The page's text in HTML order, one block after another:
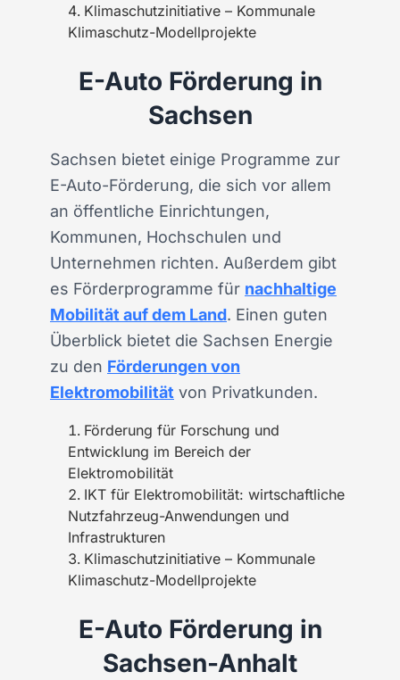
Klimaschutzinitiative – Kommunale
Klimaschutz-Modellprojekte
E-Auto Förderung in
Sachsen
Sachsen bietet einige Programme zur
E-Auto-Förderung, die sich vor allem
an öffentliche Einrichtungen,
Kommunen, Hochschulen und
Unternehmen richten. Außerdem gibt
es Förderprogramme für nachhaltige
Mobilität auf dem Land. Einen guten
Überblick bietet die Sachsen Energie
zu den Förderungen von
Elektromobilität von Privatkunden.
Förderung für Forschung und
Entwicklung im Bereich der
Elektromobilität
IKT für Elektromobilität: wirtschaftliche
Nutzfahrzeug-Anwendungen und
Infrastrukturen
Klimaschutzinitiative – Kommunale
Klimaschutz-Modellprojekte
E-Auto Förderung in
Sachsen-Anhalt